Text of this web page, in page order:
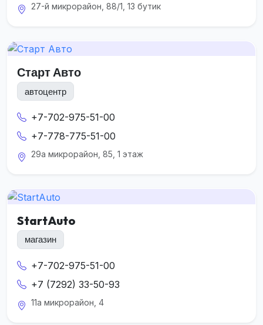
27-й микрорайон, 88/1, 13 бутик
Старт Авто
автоцентр
+7-702-975-51-00
+7-778-775-51-00
29а микрорайон, 85, 1 этаж
StartAuto
магазин
+7-702-975-51-00
+7 (7292) 33-50-93
11а микрорайон, 4